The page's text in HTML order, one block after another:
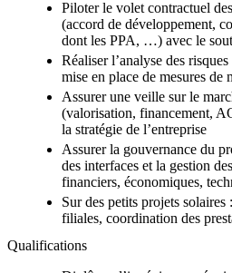
Piloter le volet contractuel
(accord de développement,
dont les PPA, …) avec le
Réaliser l’analyse des
mise en place de mesures de
Assurer une veille sur le
(valorisation, financement,
la stratégie de l’entreprise
Assurer la gouvernance du
des interfaces et la gestion
financiers, économiques,
Sur des petits projets solaires
filiales, coordination des
Qualifications